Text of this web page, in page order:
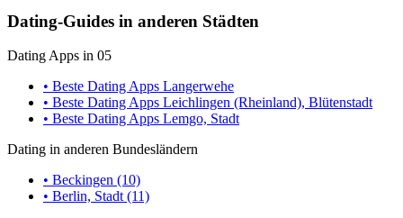
Dating-Guides in anderen Städten
Dating Apps in 05
• Beste Dating Apps Langerwehe
• Beste Dating Apps Leichlingen (Rheinland), Blütenstadt
• Beste Dating Apps Lemgo, Stadt
Dating in anderen Bundesländern
• Beckingen (10)
• Berlin, Stadt (11)